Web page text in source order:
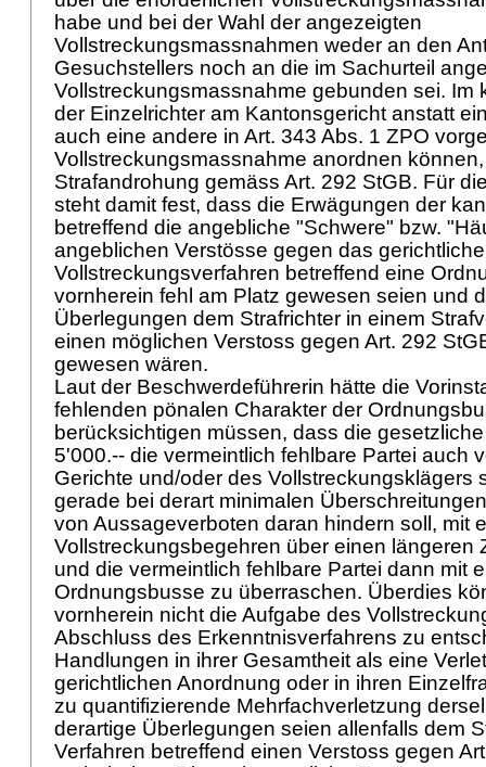
habe und bei der Wahl der angezeigten
Vollstreckungsmassnahmen weder an den
Gesuchstellers noch an die im Sachurteil
Vollstreckungsmassnahme gebunden sei. Im
der Einzelrichter am Kantonsgericht anstatt
auch eine andere in Art. 343 Abs. 1 ZPO
Vollstreckungsmassnahme anordnen
Strafandrohung gemäss Art. 292 StGB. Für
steht damit fest, dass die Erwägungen der
betreffend die angebliche "Schwere" bzw.
angeblichen Verstösse gegen das
Vollstreckungsverfahren betreffend eine
vornherein fehl am Platz gewesen seien und
Überlegungen dem Strafrichter in einem
einen möglichen Verstoss gegen Art. 292
gewesen wären.
Laut der Beschwerdeführerin hätte die
fehlenden pönalen Charakter der
berücksichtigen müssen, dass die
5'000.-- die vermeintlich fehlbare Partei auch
Gerichte und/oder des Vollstreckungsklägers
gerade bei derart minimalen
von Aussageverboten daran hindern soll, mit
Vollstreckungsbegehren über einen längeren
und die vermeintlich fehlbare Partei dann mit
Ordnungsbusse zu überraschen. Überdies
vornherein nicht die Aufgabe des
Abschluss des Erkenntnisverfahrens zu
Handlungen in ihrer Gesamtheit als eine
gerichtlichen Anordnung oder in ihren
zu quantifizierende Mehrfachverletzung
derartige Überlegungen seien allenfalls dem
Verfahren betreffend einen Verstoss gegen